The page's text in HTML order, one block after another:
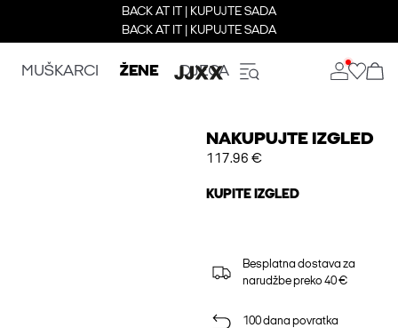
BACK AT IT | KUPUJTE SADA
BACK AT IT | KUPUJTE SADA
MUŠKARCI ŽENE DJECA
NAKUPUJTE IZGLED
117.96 €
KUPITE IZGLED
Besplatna dostava za
narudžbe preko 40 €
100 dana povratka